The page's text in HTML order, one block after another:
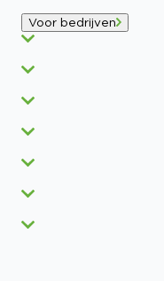
Voor bedrijven